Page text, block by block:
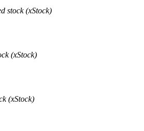
gagner un revenu passif
stock (xStock)
(xStock)
(xStock)